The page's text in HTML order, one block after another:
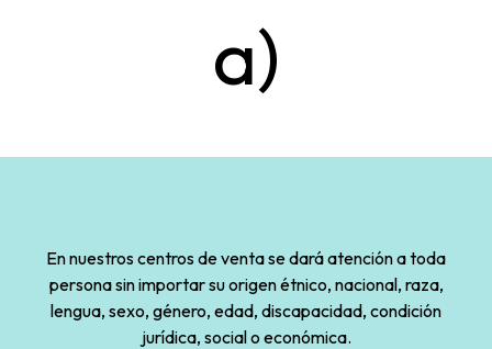
a)
En nuestros centros de venta se dará atención a toda
persona sin importar su origen étnico, nacional, raza,
lengua, sexo, género, edad, discapacidad, condición
jurídica, social o económica.